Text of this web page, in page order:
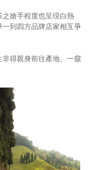
搶手程度也呈現白熱
到四方品牌店家相互爭
得親身前往產地、一窺